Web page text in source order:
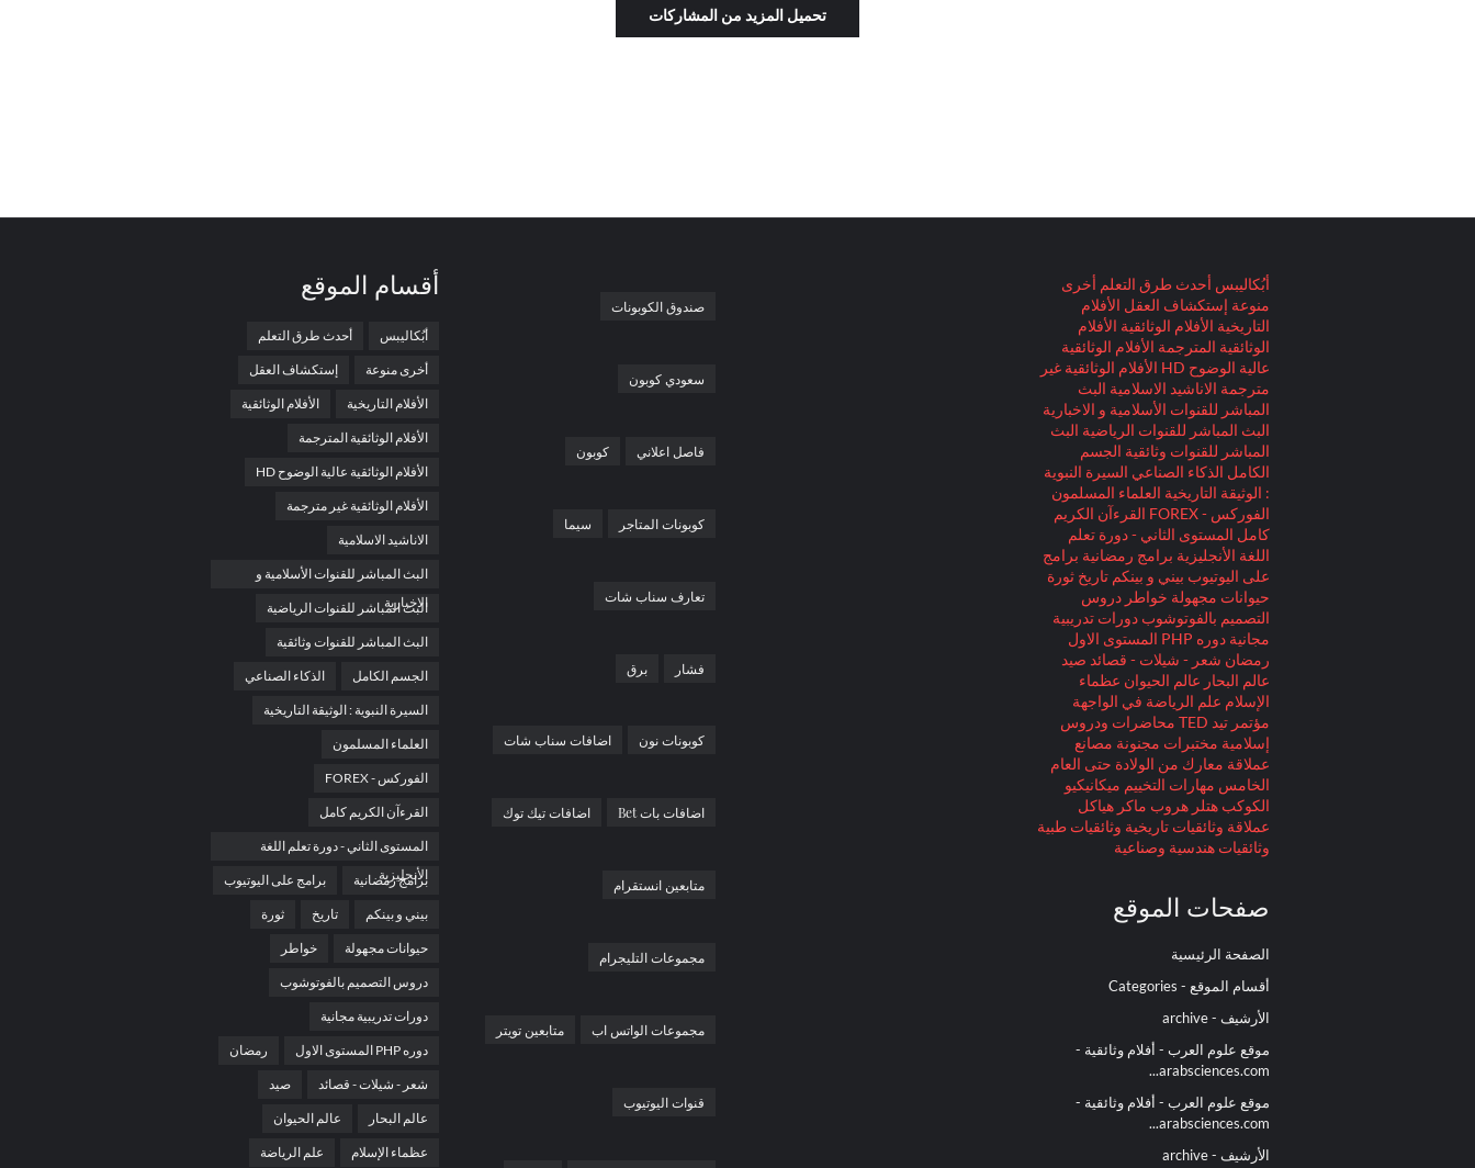
تحميل المزيد من المشاركات
أبُكاليبس أحدث طرق التعلم أخرى
منوعة إستكشاف العقل الأفلام
التاريخية الأفلام الوثائقية الأفلام
الوثائقية المترجمة الأفلام الوثائقية
عالية الوضوح HD
الأفلام الوثائقية غير
مترجمة الاناشيد الاسلامية البث
المباشر للقنوات الأسلامية و الاخبارية
البث المباشر للقنوات الرياضية البث
المباشر للقنوات وثائقية الجسم
الكامل الذكاء الصناعي السيرة النبوية
: الوثيقة التاريخية العلماء المسلمون
الفوركس - FOREX
القرءآن الكريم
كامل المستوى الثاني - دورة تعلم
اللغة الأنجليزية برامج رمضانية برامج
على اليوتيوب بيني و بينكم تاريخ ثورة
حيوانات مجهولة خواطر دروس
التصميم بالفوتوشوب دورات تدريبية
مجانية دوره PHP المستوى الاول
رمضان شعر - شيلات - قصائد صيد
عالم البحار عالم الحيوان عظماء
الإسلام علم الرياضة في الواجهة
مؤتمر تيد TED
محاضرات ودروس
إسلامية مختبرات مجنونة مصانع
عملاقة معارك من الولادة حتى العام
الخامس مهارات التخييم ميكانيكيو
الكوكب هتلر هروب ماكر هياكل
عملاقة وثائقيات تاريخية وثائقيات طبية
وثائقيات هندسية وصناعية
صفحات الموقع
الصفحة الرئيسية
أقسام الموقع - Categories
الأرشيف - archive
موقع علوم العرب - أفلام وثائقية -
arabsciences.com...
موقع علوم العرب - أفلام وثائقية -
arabsciences.com...
الأرشيف - archive
صندوق الكوبونات
سعودي كوبون
فاصل اعلاني كوبون
كوبونات المتاجر سيما
تعارف سناب شات
فشار برق
كوبونات نون اضافات سناب شات
اضافات بات Bet اضافات تيك توك
متابعين انستقرام
مجموعات التليجرام
مجموعات الواتس اب متابعين تويتر
قنوات اليوتيوب
أقسام الموقع
أبُكاليبس أحدث طرق التعلم
أخرى منوعة إستكشاف العقل
الأفلام التاريخية الأفلام الوثائقية
الأفلام الوثائقية المترجمة
الأفلام الوثائقية عالية الوضوح HD
الأفلام الوثائقية غير مترجمة
الاناشيد الاسلامية
البث المباشر للقنوات الأسلامية و
الاخبارية
البث المباشر للقنوات الرياضية
البث المباشر للقنوات وثائقية
الجسم الكامل الذكاء الصناعي
السيرة النبوية : الوثيقة التاريخية
العلماء المسلمون
الفوركس - FOREX
القرءآن الكريم كامل
المستوى الثاني - دورة تعلم اللغة
الأنجليزية
برامج رمضانية برامج على اليوتيوب
بيني و بينكم تاريخ ثورة
حيوانات مجهولة خواطر
دروس التصميم بالفوتوشوب
دورات تدريبية مجانية
دوره PHP المستوى الاول رمضان
شعر - شيلات - قصائد صيد
عالم البحار عالم الحيوان
عظماء الإسلام علم الرياضة